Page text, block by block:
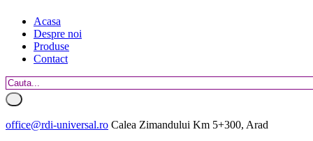
Acasa
Despre noi
Produse
Contact
office@rdi-universal.ro Calea Zimandului Km 5+300, Arad